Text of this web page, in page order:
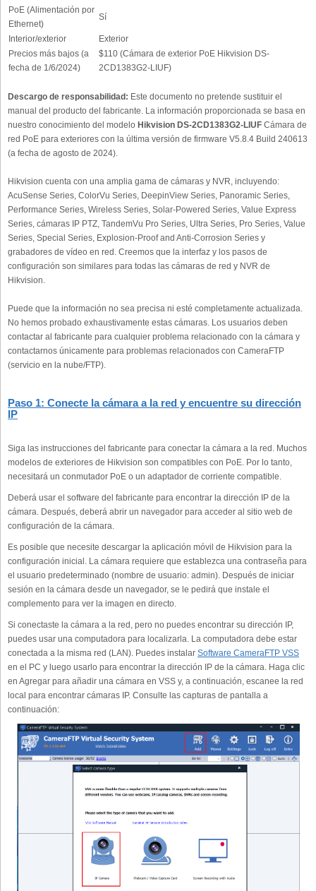
PoE (Alimentación por
Ethernet)
Sí
Interior/exterior
Exterior
Precios más bajos (a
fecha de 1/6/2024)
$110 (Cámara de exterior PoE Hikvision DS-
2CD1383G2-LIUF)
Descargo de responsabilidad: Este documento no pretende sustituir el
manual del producto del fabricante. La información proporcionada se basa en
nuestro conocimiento del modelo Hikvision DS-2CD1383G2-LIUF Cámara de
red PoE para exteriores con la última versión de firmware V5.8.4 Build 240613
(a fecha de agosto de 2024).
Hikvision cuenta con una amplia gama de cámaras y NVR, incluyendo:
AcuSense Series, ColorVu Series, DeepinView Series, Panoramic Series,
Performance Series, Wireless Series, Solar-Powered Series, Value Express
Series, cámaras IP PTZ, TandemVu Pro Series, Ultra Series, Pro Series, Value
Series, Special Series, Explosion-Proof and Anti-Corrosion Series y
grabadores de vídeo en red. Creemos que la interfaz y los pasos de
configuración son similares para todas las cámaras de red y NVR de
Hikvision.
Puede que la información no sea precisa ni esté completamente actualizada.
No hemos probado exhaustivamente estas cámaras. Los usuarios deben
contactar al fabricante para cualquier problema relacionado con la cámara y
contactarnos únicamente para problemas relacionados con CameraFTP
(servicio en la nube/FTP).
Paso 1: Conecte la cámara a la red y encuentre su dirección
IP
Siga las instrucciones del fabricante para conectar la cámara a la red. Muchos
modelos de exteriores de Hikvision son compatibles con PoE. Por lo tanto,
necesitará un conmutador PoE o un adaptador de corriente compatible.
Deberá usar el software del fabricante para encontrar la dirección IP de la
cámara. Después, deberá abrir un navegador para acceder al sitio web de
configuración de la cámara.
Es posible que necesite descargar la aplicación móvil de Hikvision para la
configuración inicial. La cámara requiere que establezca una contraseña para
el usuario predeterminado (nombre de usuario: admin). Después de iniciar
sesión en la cámara desde un navegador, se le pedirá que instale el
complemento para ver la imagen en directo.
Si conectaste la cámara a la red, pero no puedes encontrar su dirección IP,
puedes usar una computadora para localizarla. La computadora debe estar
conectada a la misma red (LAN). Puedes instalar Software CameraFTP VSS
en el PC y luego usarlo para encontrar la dirección IP de la cámara. Haga clic
en Agregar para añadir una cámara en VSS y, a continuación, escanee la red
local para encontrar cámaras IP. Consulte las capturas de pantalla a
continuación: